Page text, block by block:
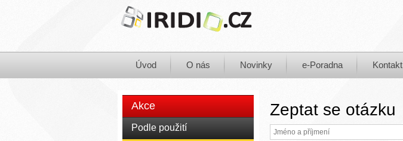
Úvod O nás Novinky e-Poradna Kontakt
Akce
Podle použití
Zeptat se otázku